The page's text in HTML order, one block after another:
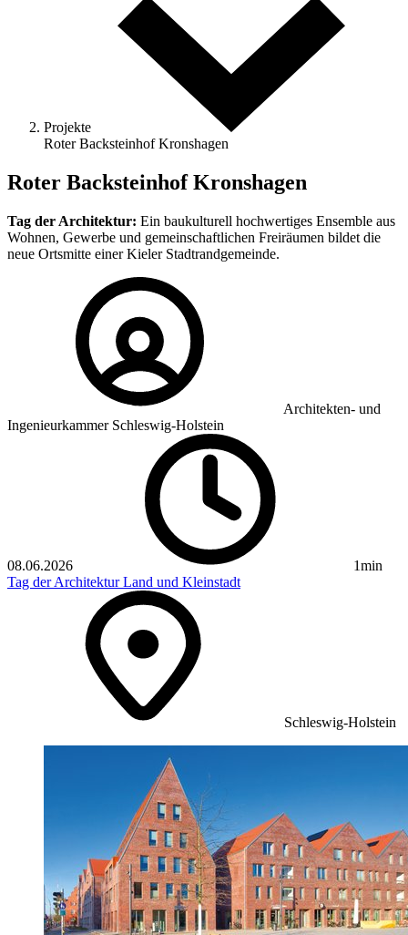
Projekte
Roter Backsteinhof Kronshagen
Roter Backsteinhof Kronshagen
Tag der Architektur: Ein baukulturell hochwertiges Ensemble aus
Wohnen, Gewerbe und gemeinschaftlichen Freiräumen bildet die
neue Ortsmitte einer Kieler Stadtrandgemeinde.
Architekten- und
Ingenieurkammer Schleswig-Holstein
08.06.2026
1min
Tag der ArchitekturLand und Kleinstadt
Schleswig-Holstein